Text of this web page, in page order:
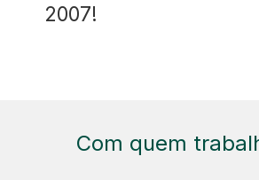
2007!
Com quem